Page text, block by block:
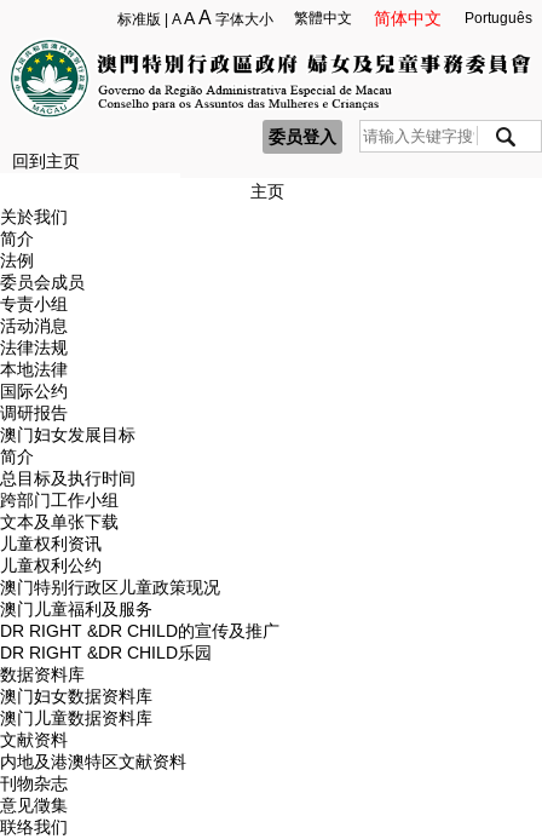
Português
简体中文
繁體中文
标准版 |A A A 字体大小
回到主页
委员登入
主页
关於我们
简介
法例
委员会成员
专责小组
活动消息
法律法规
本地法律
国际公约
调研报告
澳门妇女发展目标
简介
总目标及执行时间
跨部门工作小组
文本及单张下载
儿童权利资讯
儿童权利公约
澳门特别行政区儿童政策现况
澳门儿童福利及服务
DR RIGHT &DR CHILD的宣传及推广
DR RIGHT &DR CHILD乐园
数据资料库
澳门妇女数据资料库
澳门儿童数据资料库
文献资料
内地及港澳特区文献资料
刊物杂志
意见徵集
联络我们